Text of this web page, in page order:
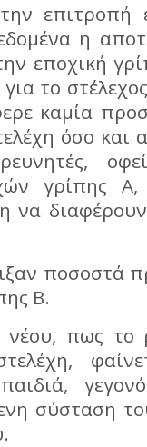
επιτροπή
η
εποχική
για το
καμία
όσο και
γρίπης
να
ποσοστά
Β.
νέου, πως το
σύσταση